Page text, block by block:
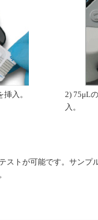
入。
2) 75μL
入。
ストが可能です。サンプ